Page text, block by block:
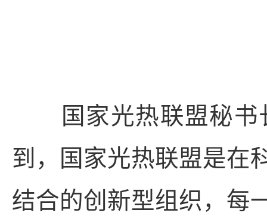
国家光热联盟秘书
到，国家光热联盟是在
结合的创新型组织，每